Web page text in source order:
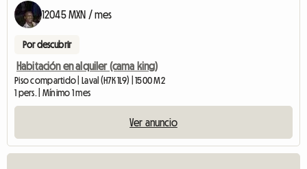
12045 MXN / mes
Por descubrir
Habitación en alquiler (cama king)
Piso compartido | Laval (H7K 1L9) | 1500 M2
1 pers. | Mínimo 1 mes
Ver anuncio